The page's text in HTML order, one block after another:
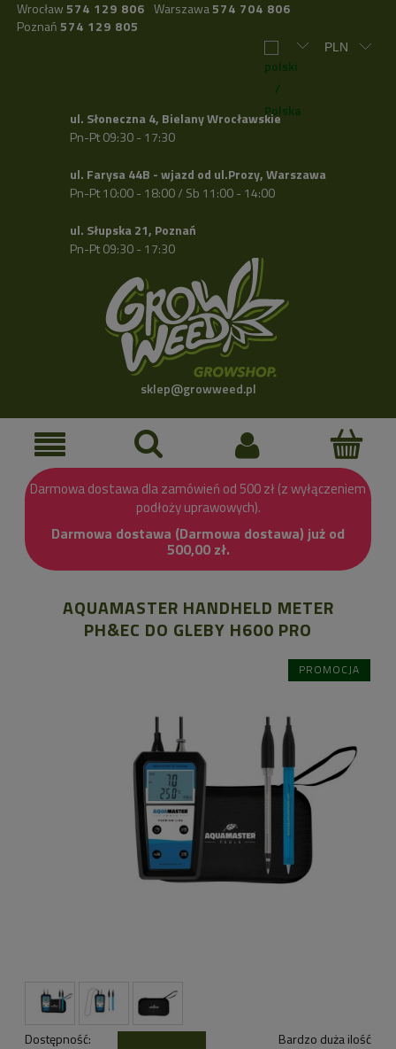
Wrocław 574 129 806 Warszawa574 704 806
Poznań 574 129 805
ul. Słoneczna 4, Bielany Wrocławskie
Pn-Pt 09:30 - 17:30
ul. Farysa 44B - wjazd od ul.Prozy, Warszawa
Pn-Pt 10:00 - 18:00 / Sb 11:00 - 14:00
ul. Słupska 21, Poznań
Pn-Pt 09:30 - 17:30
sklep@growweed.pl
Darmowa dostawa dla zamówień od 500 zł (z wyłączeniem
podłoży uprawowych).
Darmowa dostawa (Darmowa dostawa) już od
500,00 zł.
AQUAMASTER HANDHELD METER
PH&EC DO GLEBY H600 PRO
PROMOCJA
Dostępność:
Bardzo duża ilość